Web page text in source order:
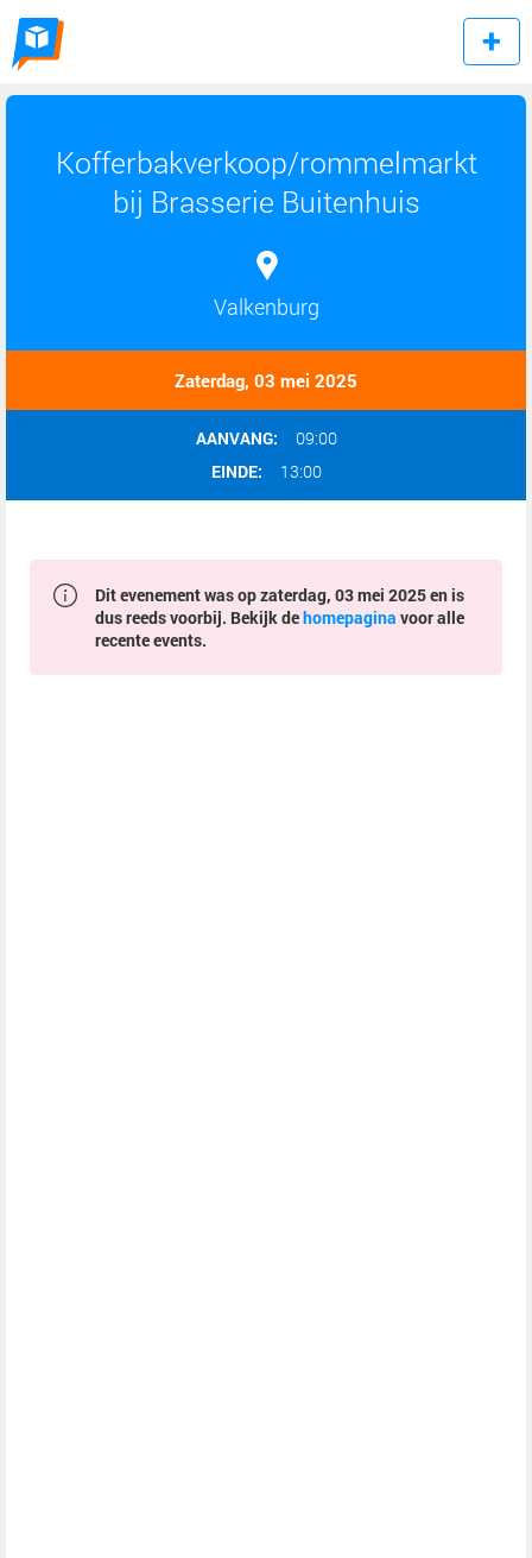
Kofferbakverkoop/rommelmarkt
bij Brasserie Buitenhuis
Valkenburg
Zaterdag, 03 mei 2025
AANVANG:
09:00
EINDE:
13:00
Dit evenement was op zaterdag, 03 mei 2025 en is
dus reeds voorbij. Bekijk dehomepagina voor alle
recente events.